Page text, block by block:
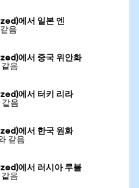
에서 일본 엔
음
에서 중국 위안화
음
에서 터키 리라
음
에서 한국 원화
같음
에서 러시아 루블
음